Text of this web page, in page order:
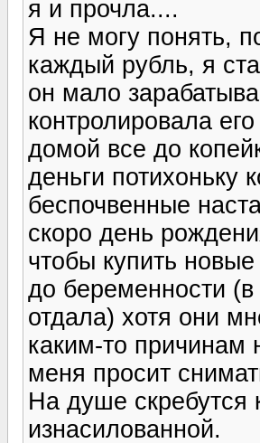
я и прочла....
Я не могу понять,
каждый рубль, я
он мало
контролировала
домой все до
деньги потихоньку
беспочвенные
скоро день
чтобы купить
до беременности
отдала) хотя они
каким-то причинам
меня просит
На душе скребутся
изнасилованной.